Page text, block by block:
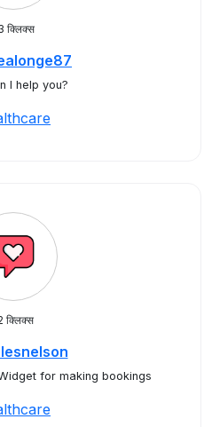
क्लिक्स
I help you?
क्लिक्स
for making bookings